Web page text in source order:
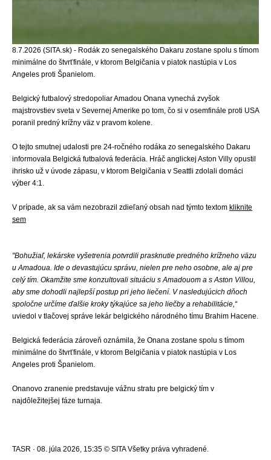
8.7.2026 (SITA.sk) - Rodák zo senegalského Dakaru zostane spolu s tímom
minimálne do štvrťfinále, v ktorom Belgičania v piatok nastúpia v Los
Angeles proti Španielom.
Belgický futbalový stredopoliar Amadou Onana vynechá zvyšok
majstrovstiev sveta v Severnej Amerike po tom, čo si v osemfinále proti USA
poranil predný krížny väz v pravom kolene.
O tejto smutnej udalosti pre 24-ročného rodáka zo senegalského Dakaru
informovala Belgická futbalová federácia. Hráč anglickej Aston Villy opustil
ihrisko už v úvode zápasu, v ktorom Belgičania v Seattli zdolali domáci
výber 4:1.
V prípade, ak sa vám nezobrazil zdieľaný obsah nad týmto textom kliknite
sem
"Bohužiaľ, lekárske vyšetrenia potvrdili prasknutie predného krížneho väzu
u Amadoua. Ide o devastujúcu správu, nielen pre neho osobne, ale aj pre
celý tím. Okamžite sme konzultovali situáciu s Amadouom a s Aston Villou,
aby sme dohodli najlepší postup pri jeho liečení. V nasledujúcich dňoch
spoločne určíme ďalšie kroky týkajúce sa jeho liečby a rehabilitácie,“
uviedol v tlačovej správe lekár belgického národného tímu Brahim Hacene.
Belgická federácia zároveň oznámila, že Onana zostane spolu s tímom
minimálne do štvrťfinále, v ktorom Belgičania v piatok nastúpia v Los
Angeles proti Španielom.
Onanovo zranenie predstavuje vážnu stratu pre belgický tím v
najdôležitejšej fáze turnaja.
TASR · 08. júla 2026, 15:35 © SITA Všetky práva vyhradené.